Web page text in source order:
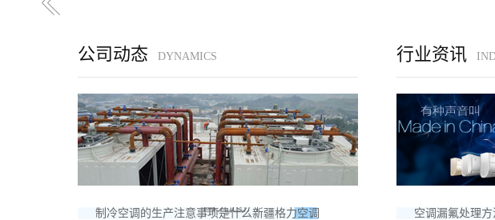
公司动态 DYNAMICS
制冷空调的生产注意事项是什么新疆格力空调
行业资讯
空调漏氟处理